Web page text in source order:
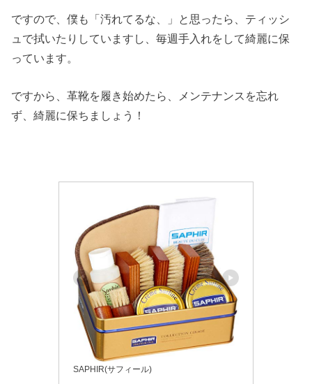
ですので、僕も「汚れてるな、」と思ったら、ティッシ
ュで拭いたりしていますし、毎週手入れをして綺麗に保
っています。
ですから、革靴を履き始めたら、メンテナンスを忘れ
ず、綺麗に保ちましょう！
SAPHIR(サフィール)